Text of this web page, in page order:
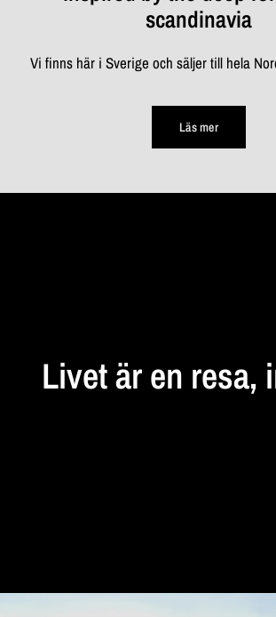
scandinavia
Vi finns här i Sverige och säljer till hela
Läs mer
Livetären resa,